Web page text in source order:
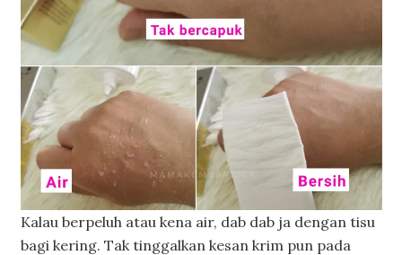
Kalau berpeluh atau kena air, dab dab ja dengan tisu
bagi kering. Tak tinggalkan kesan krim pun pada